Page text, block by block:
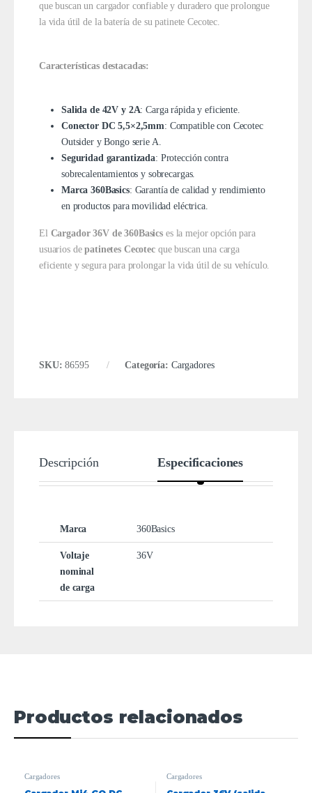
que buscan un cargador confiable y duradero que prolongue
la vida útil de la batería de su patinete Cecotec.
Características destacadas:
Salida de 42V y 2A: Carga rápida y eficiente.
Conector DC 5,5×2,5mm: Compatible con Cecotec
Outsider y Bongo serie A.
Seguridad garantizada: Protección contra
sobrecalentamientos y sobrecargas.
Marca 360Basics: Garantía de calidad y rendimiento
en productos para movilidad eléctrica.
El Cargador 36V de 360Basics es la mejor opción para
usuarios depatinetes Cecotecque buscan una carga
eficiente y segura para prolongar la vida útil de su vehículo.
SKU:86595 Categoría: Cargadores
Descripción Especificaciones
Marca 360Basics
Voltaje
nominal
de carga
36V
Productos relacionados
Cargadores Cargadores